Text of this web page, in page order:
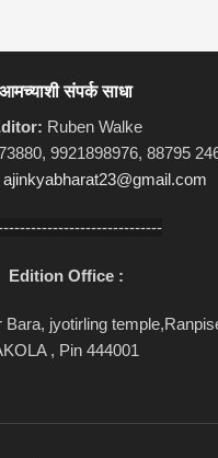
आमच्याशी संपर्क साधा
Ruben Walke
9921898976, 88795
ajinkyabharat23@gmail.com
Edition Office :
jyotirling
, Pin 444001